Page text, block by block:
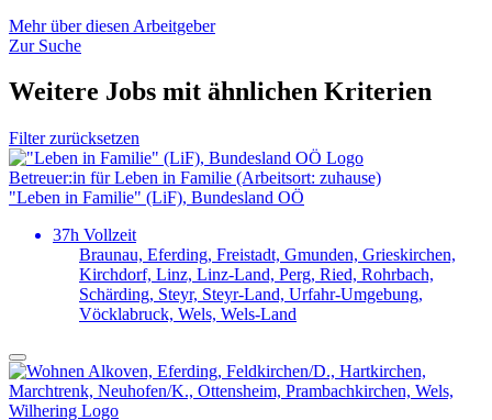
Mehr über diesen Arbeitgeber
Zur Suche
Weitere Jobs mit ähnlichen Kriterien
Filter zurücksetzen
Betreuer:in für Leben in Familie (Arbeitsort: zuhause)
"Leben in Familie" (LiF), Bundesland OÖ
37h Vollzeit
Braunau, Eferding, Freistadt, Gmunden, Grieskirchen,
Kirchdorf, Linz, Linz-Land, Perg, Ried, Rohrbach,
Schärding, Steyr, Steyr-Land, Urfahr-Umgebung,
Vöcklabruck, Wels, Wels-Land